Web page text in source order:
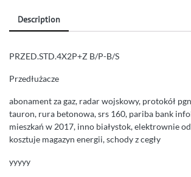
Description
PRZED.STD.4X2P+Z B/P-B/S
Przedłużacze
abonament za gaz, radar wojskowy, protokół
tauron, rura betonowa, srs 160, pariba bank
mieszkań w 2017, inno białystok, elektrownie
kosztuje magazyn energii, schody z cegły
yyyyy